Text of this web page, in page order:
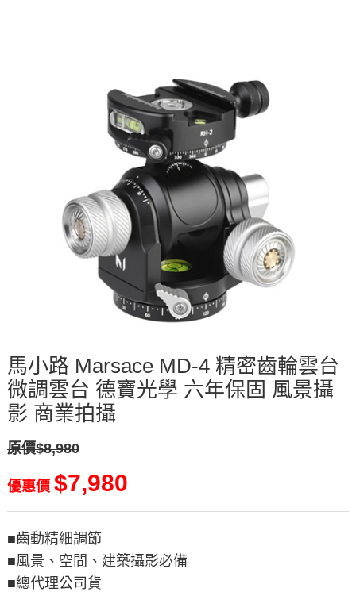
馬小路 Marsace MD-4 精密齒輪雲台
微調雲台 德寶光學 六年保固 風景攝
影 商業拍攝
原價$8,980
優惠價 $7,980
■齒動精細調節
■風景、空間、建築攝影必備
■總代理公司貨